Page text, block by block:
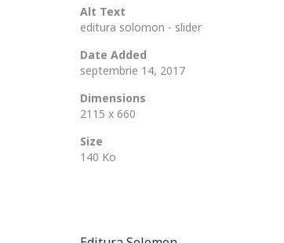
Alt Text
editura solomon - slider
Date Added
septembrie 14, 2017
Dimensions
2115 x 660
Size
140 Ko